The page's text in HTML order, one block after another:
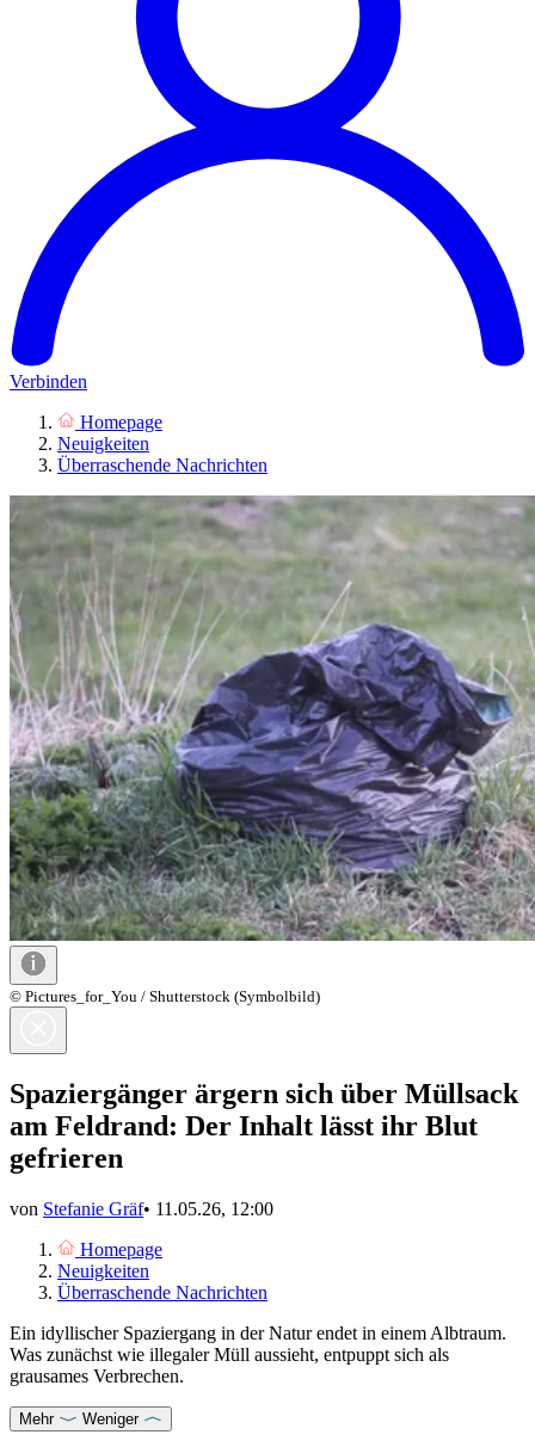
Verbinden
Homepage
Neuigkeiten
Überraschende Nachrichten
© Pictures_for_You / Shutterstock (Symbolbild)
Spaziergänger ärgern sich über Müllsack
am Feldrand: Der Inhalt lässt ihr Blut
gefrieren
von Stefanie Gräf• 11.05.26, 12:00
Homepage
Neuigkeiten
Überraschende Nachrichten
Ein idyllischer Spaziergang in der Natur endet in einem Albtraum.
Was zunächst wie illegaler Müll aussieht, entpuppt sich als
grausames Verbrechen.
Mehr Weniger